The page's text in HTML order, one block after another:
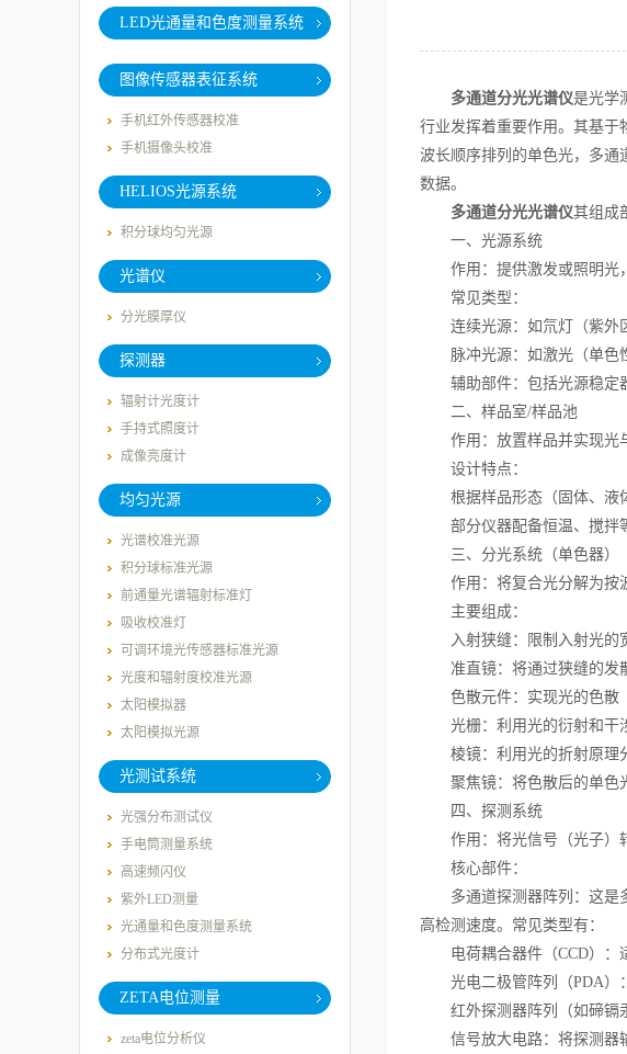
LED光通量和色度测量系统
图像传感器表征系统
手机红外传感器校准
手机摄像头校准
HELIOS光源系统
积分球均匀光源
光谱仪
分光膜厚仪
探测器
辐射计光度计
手持式照度计
成像亮度计
均匀光源
光谱校准光源
积分球标准光源
前通量光谱辐射标准灯
吸收校准灯
可调环境光传感器标准光源
光度和辐射度校准光源
太阳模拟器
太阳模拟光源
光测试系统
光强分布测试仪
手电筒测量系统
高速频闪仪
紫外LED测量
光通量和色度测量系统
分布式光度计
ZETA电位测量
zeta电位分析仪
多通道分光光谱仪是光学
行业发挥着重要作用。其基于
波长顺序排列的单色光，多通
数据。
多通道分光光谱仪其组成
一、光源系统
作用：提供激发或照明光，
常见类型：
连续光源：如氘灯（紫外区
脉冲光源：如激光（单色性
辅助部件：包括光源稳定器
二、样品室/样品池
作用：放置样品并实现光与
设计特点：
根据样品形态（固体、液体
部分仪器配备恒温、搅拌等
三、分光系统（单色器）
作用：将复合光分解为按波
主要组成：
入射狭缝：限制入射光的宽
准直镜：将通过狭缝的发散
色散元件：实现光的色散（
光栅：利用光的衍射和干涉
棱镜：利用光的折射原理分
聚焦镜：将色散后的单色光
四、探测系统
作用：将光信号（光子）转
核心部件：
多通道探测器阵列：这是多
高检测速度。常见类型有：
电荷耦合器件（CCD）：适
光电二极管阵列（PDA）：
红外探测器阵列（如碲镉汞
信号放大电路：将探测器输